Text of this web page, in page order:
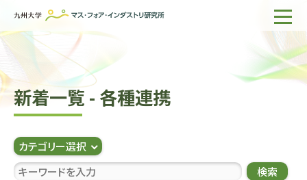
ホーム
IMIについて
組織・所員
研究活動
企業の方へ
新着一覧 - 各種連携
カテゴリー選択
検索